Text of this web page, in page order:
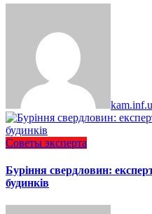
Советы эксперта
Буріння свердловин:
будинків